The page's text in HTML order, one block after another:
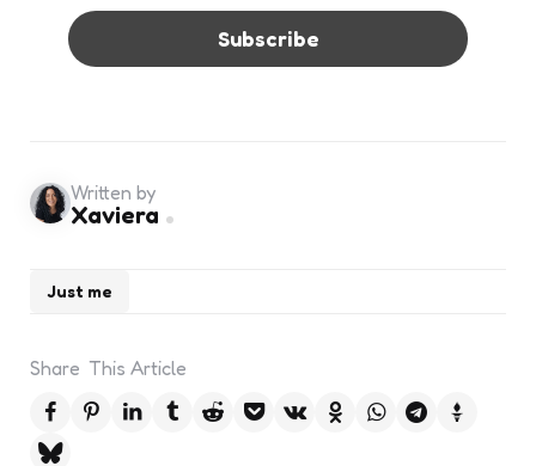
Just me
Written by
Xaviera
Share This Article